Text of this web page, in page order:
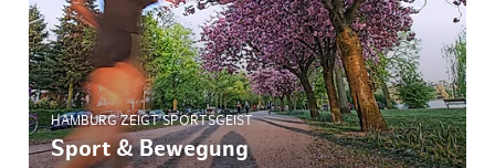
HAMBURG ZEIGT SPORTSGEIST
Sport & Bewegung